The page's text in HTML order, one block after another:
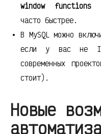
window functions
часто быстрее.
В MySQL можно
если у вас не
современных
стоит).
Новые